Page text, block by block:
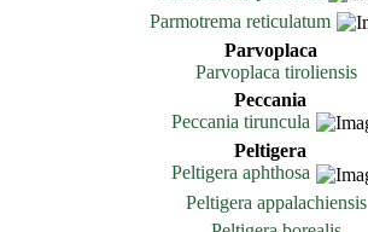
Parmotrema reticulatum
Parvoplaca
Parvoplaca tiroliensis
Peccania
Peccania tiruncula
Peltigera
Peltigera aphthosa
Peltigera appalachiensis